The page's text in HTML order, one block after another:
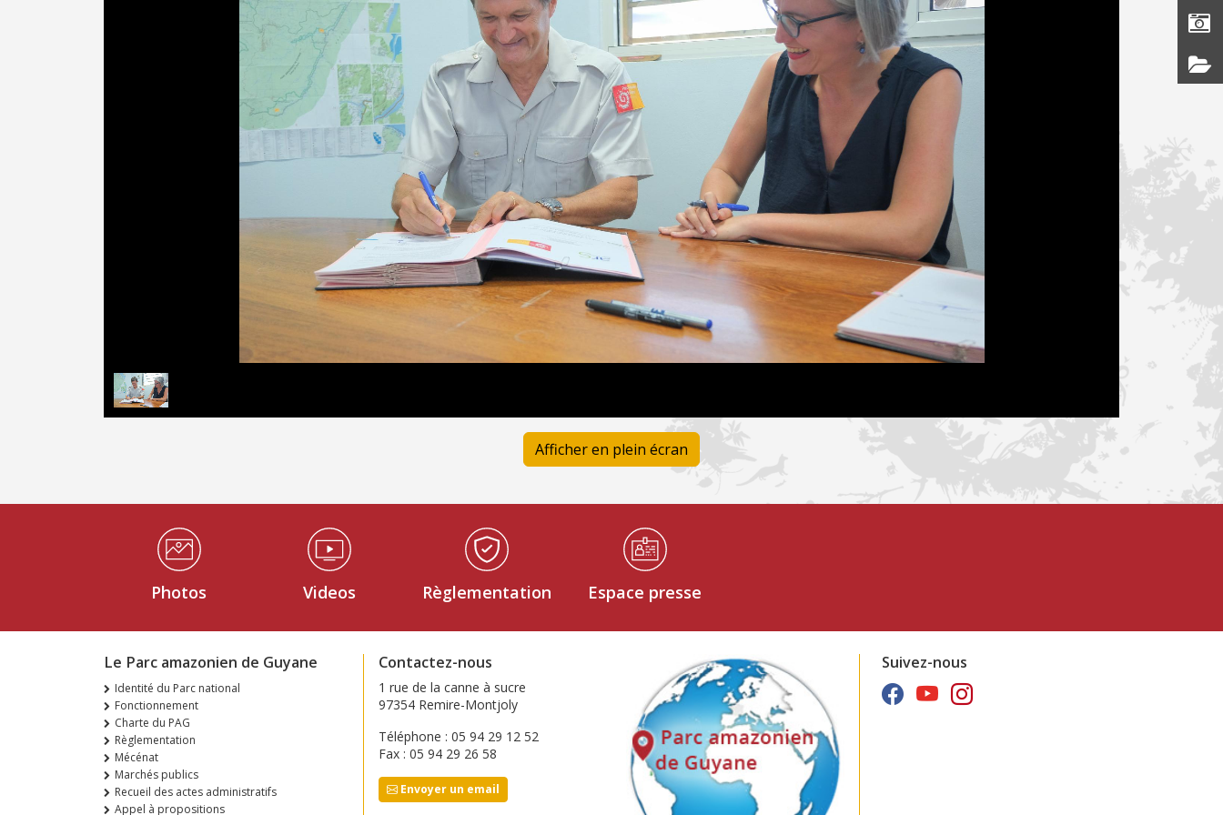
Afficher en plein écran
Médiathèque Footer
Photos Videos Règlementation Espace presse
Le Parc amazonien de Guyane
Identité du Parc national
Fonctionnement
Charte du PAG
Règlementation
Mécénat
Marchés publics
Recueil des actes administratifs
Appel à propositions
Contactez-nous
1 rue de la canne à sucre
97354 Remire-Montjoly
Téléphone : 05 94 29 12 52
Fax : 05 94 29 26 58
Envoyer un email
Suivez-nous